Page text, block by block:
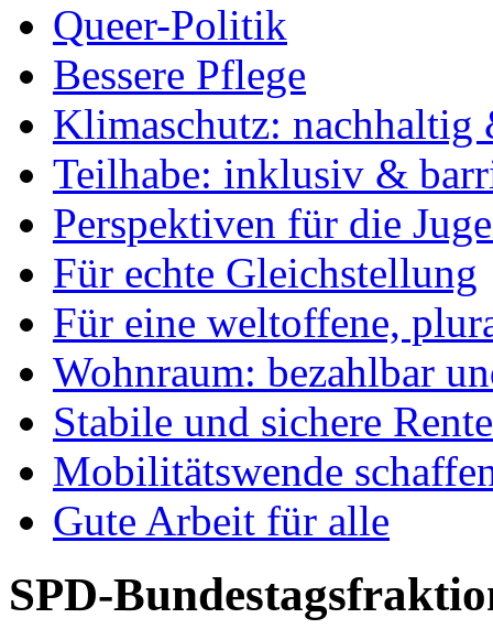
Queer-Politik
Bessere Pflege
Klimaschutz: nachhaltig
Teilhabe: inklusiv &
Perspektiven für die
Für echte Gleichstellung
Für eine weltoffene,
Wohnraum: bezahlbar
Stabile und sichere
Mobilitätswende
Gute Arbeit für alle
SPD-